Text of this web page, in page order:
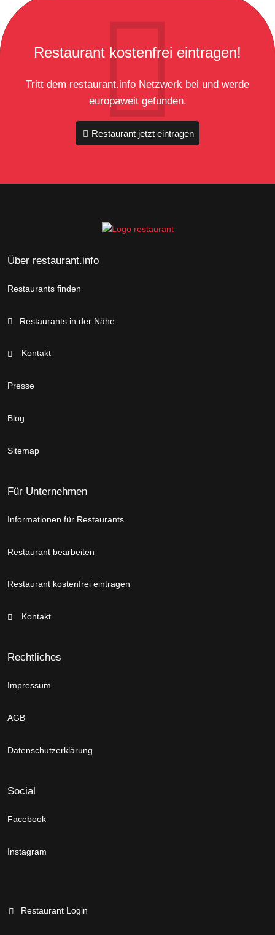
Restaurant kostenfrei eintragen!
Tritt dem restaurant.info Netzwerk bei und werde
europaweit gefunden.
Restaurant jetzt eintragen
Über restaurant.info
Restaurants finden
Restaurants in der Nähe
Kontakt
Presse
Blog
Sitemap
Für Unternehmen
Informationen für Restaurants
Restaurant bearbeiten
Restaurant kostenfrei eintragen
Kontakt
Rechtliches
Impressum
AGB
Datenschutzerklärung
Social
Facebook
Instagram
Restaurant Login